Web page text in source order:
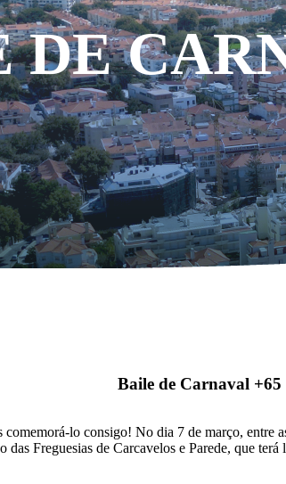
DE
Baile de Carnaval +65
comemorá-lo consigo! No dia 7 de março, entre
das Freguesias de Carcavelos e Parede, que